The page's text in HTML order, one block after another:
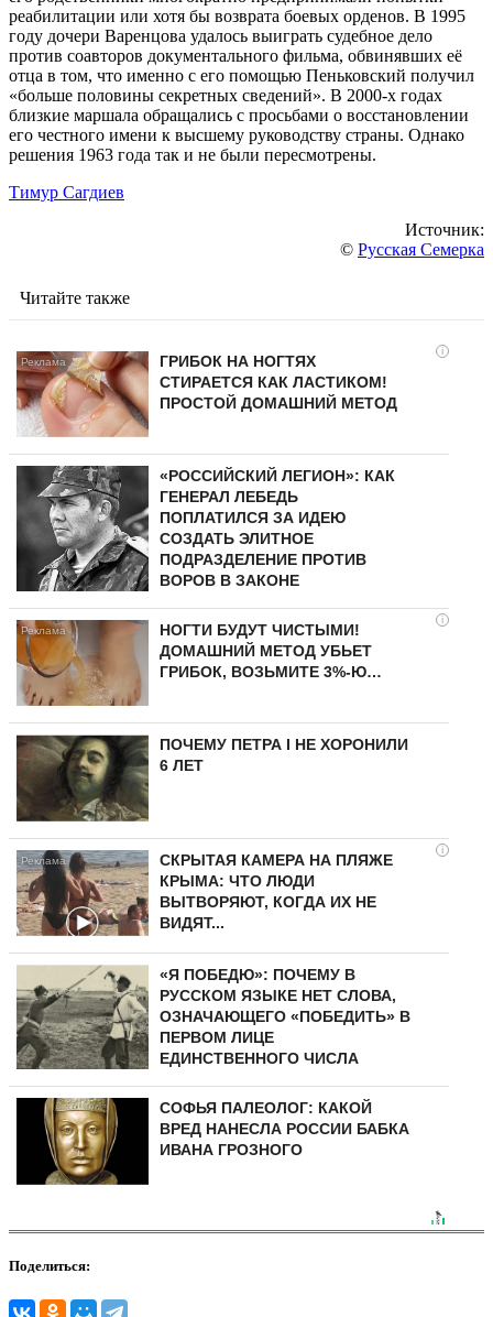
реабилитации или хотя бы возврата боевых орденов. В 1995
году дочери Варенцова удалось выиграть судебное дело
против соавторов документального фильма, обвинявших её
отца в том, что именно с его помощью Пеньковский получил
«больше половины секретных сведений». В 2000-х годах
близкие маршала обращались с просьбами о восстановлении
его честного имени к высшему руководству страны. Однако
решения 1963 года так и не были пересмотрены.
Тимур Сагдиев
Источник:
© Русская Семерка
Читайте также
i
ГРИБОК НА НОГТЯХ
СТИРАЕТСЯ КАК ЛАСТИКОМ!
ПРОСТОЙ ДОМАШНИЙ МЕТОД
«РОССИЙСКИЙ ЛЕГИОН»: КАК
ГЕНЕРАЛ ЛЕБЕДЬ
ПОПЛАТИЛСЯ ЗА ИДЕЮ
СОЗДАТЬ ЭЛИТНОЕ
ПОДРАЗДЕЛЕНИЕ ПРОТИВ
ВОРОВ В ЗАКОНЕ
i
НОГТИ БУДУТ ЧИСТЫМИ!
ДОМАШНИЙ МЕТОД УБЬЕТ
ГРИБОК, ВОЗЬМИТЕ 3%-Ю…
ПОЧЕМУ ПЕТРА I НЕ ХОРОНИЛИ
6 ЛЕТ
i
СКРЫТАЯ КАМЕРА НА ПЛЯЖЕ
КРЫМА: ЧТО ЛЮДИ
ВЫТВОРЯЮТ, КОГДА ИХ НЕ
ВИДЯТ...
«Я ПОБЕДЮ»: ПОЧЕМУ В
РУССКОМ ЯЗЫКЕ НЕТ СЛОВА,
ОЗНАЧАЮЩЕГО «ПОБЕДИТЬ» В
ПЕРВОМ ЛИЦЕ
ЕДИНСТВЕННОГО ЧИСЛА
СОФЬЯ ПАЛЕОЛОГ: КАКОЙ
ВРЕД НАНЕСЛА РОССИИ БАБКА
ИВАНА ГРОЗНОГО
Поделиться: